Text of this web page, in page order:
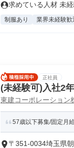
求めている人材 未
制服あり 業界未経験歓
正社員
(未経験可)入社2
東建コーポレーション
57歳以下募集/固定月
〒351-0034埼玉県